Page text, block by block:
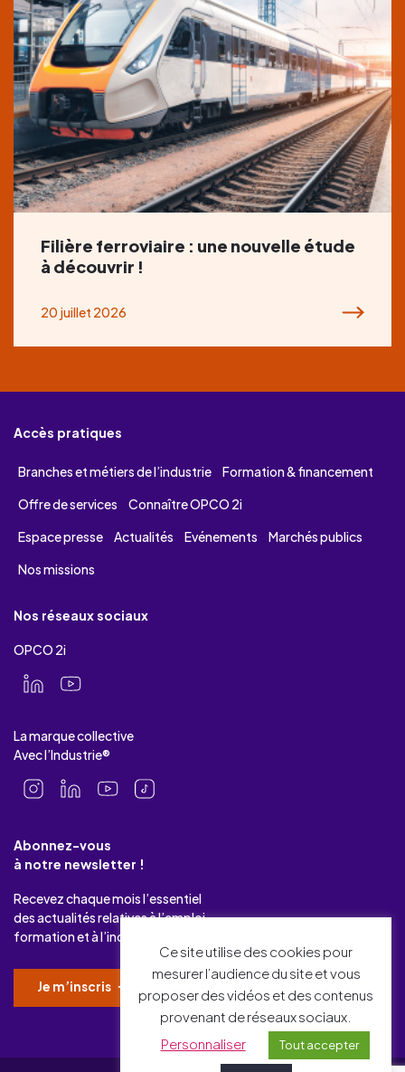
Filière ferroviaire : une nouvelle étude
à découvrir !
20 juillet 2026
Accès pratiques
Branches et métiers de l’industrie
Formation & financement
Offre de services
Connaître OPCO 2i
Espace presse
Actualités Evénements
Marchés publics
Nos missions
Nos réseaux sociaux
OPCO 2i
La marque collective
Avec l’Industrie®
Abonnez-vous
à notre newsletter !
Recevez chaque mois l’essentiel
des actualités relatives à l’emploi-
formation et à l’industrie.
Je m’inscris
Ce site utilise des cookies pour
mesurer l’audience du site et vous
proposer des vidéos et des contenus
provenant de réseaux sociaux.
Personnaliser
Tout accepter